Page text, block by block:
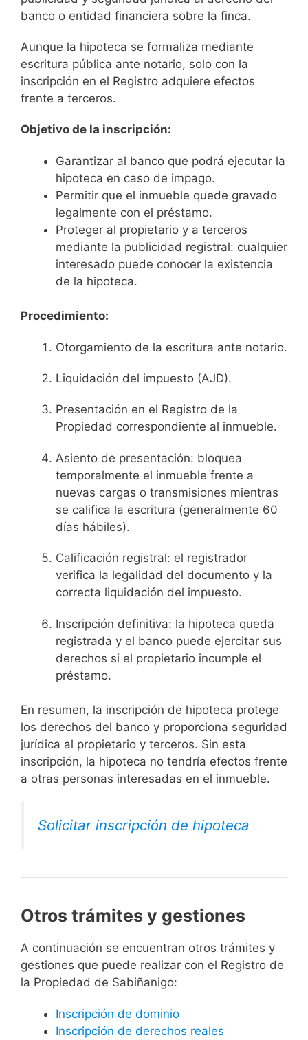
banco o entidad financiera sobre la finca.
Aunque la hipoteca se formaliza mediante
escritura pública ante notario, solo con la
inscripción en el Registro adquiere efectos
frente a terceros.
Objetivo de la inscripción:
Garantizar al banco que podrá ejecutar la
hipoteca en caso de impago.
Permitir que el inmueble quede gravado
legalmente con el préstamo.
Proteger al propietario y a terceros
mediante la publicidad registral: cualquier
interesado puede conocer la existencia
de la hipoteca.
Procedimiento:
Otorgamiento de la escritura ante notario.
Liquidación del impuesto (AJD).
Presentación en el Registro de la
Propiedad correspondiente al inmueble.
Asiento de presentación: bloquea
temporalmente el inmueble frente a
nuevas cargas o transmisiones mientras
se califica la escritura (generalmente 60
días hábiles).
Calificación registral: el registrador
verifica la legalidad del documento y la
correcta liquidación del impuesto.
Inscripción definitiva: la hipoteca queda
registrada y el banco puede ejercitar sus
derechos si el propietario incumple el
préstamo.
En resumen, la inscripción de hipoteca protege
los derechos del banco y proporciona seguridad
jurídica al propietario y terceros. Sin esta
inscripción, la hipoteca no tendría efectos frente
a otras personas interesadas en el inmueble.
Solicitar inscripción de hipoteca
Otros trámites y gestiones
A continuación se encuentran otros trámites y
gestiones que puede realizar con el Registro de
la Propiedad de Sabiñanigo:
Inscripción de dominio
Inscripción de derechos reales